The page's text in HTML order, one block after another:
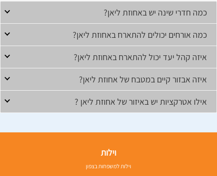
כמה חדרי שינה יש באחוזת ליאן?
כמה אורחים יכולים להתארח באחוזת ליאן?
איזה קהל יעד יכול להתארח באחוזת ליאן?
איזה אבזור קיים במטבח של אחוזת ליאן?
אילו אטרקציות יש באיזור של אחוזת ליאן ?
וילות
וילות למשפחות בצפון